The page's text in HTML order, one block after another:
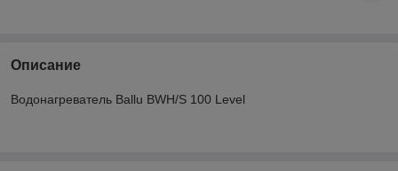
Описание
Водонагреватель Ballu BWH/S 100 Level